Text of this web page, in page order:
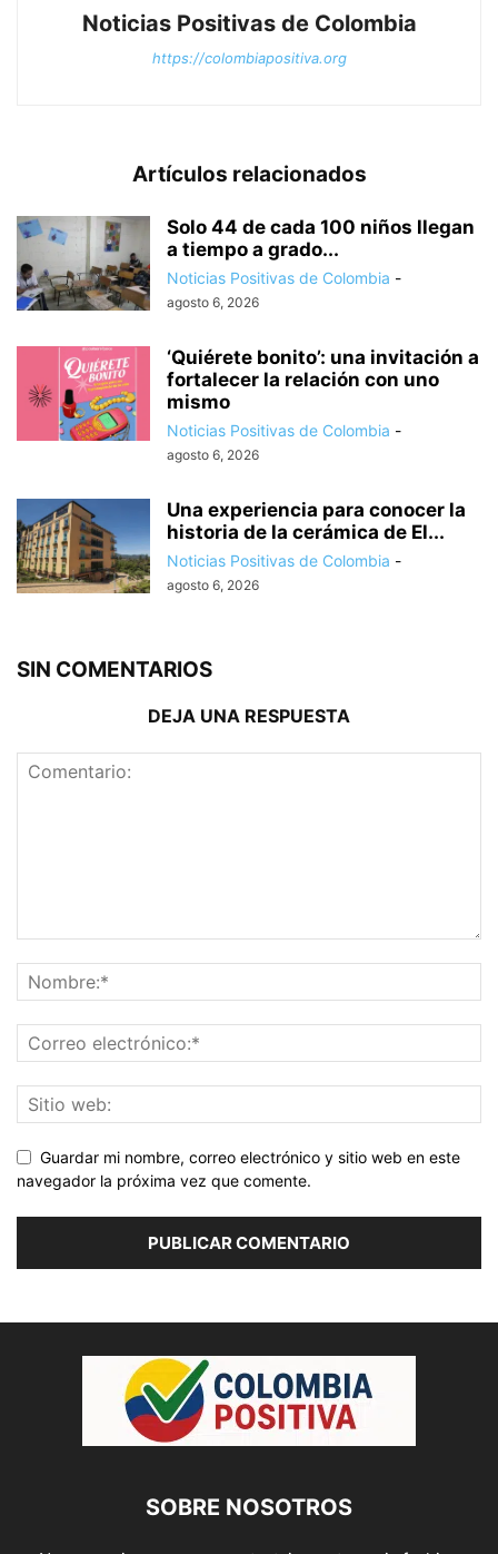
Noticias Positivas de Colombia
https://colombiapositiva.org
Artículos relacionados
Solo 44 de cada 100 niños llegan
a tiempo a grado...
Noticias Positivas de Colombia -
agosto 6, 2026
‘Quiérete bonito’: una invitación a
fortalecer la relación con uno
mismo
Noticias Positivas de Colombia -
agosto 6, 2026
Una experiencia para conocer la
historia de la cerámica de El...
Noticias Positivas de Colombia -
agosto 6, 2026
SIN COMENTARIOS
DEJA UNA RESPUESTA
Guardar mi nombre, correo electrónico y sitio web en este
navegador la próxima vez que comente.
SOBRE NOSOTROS